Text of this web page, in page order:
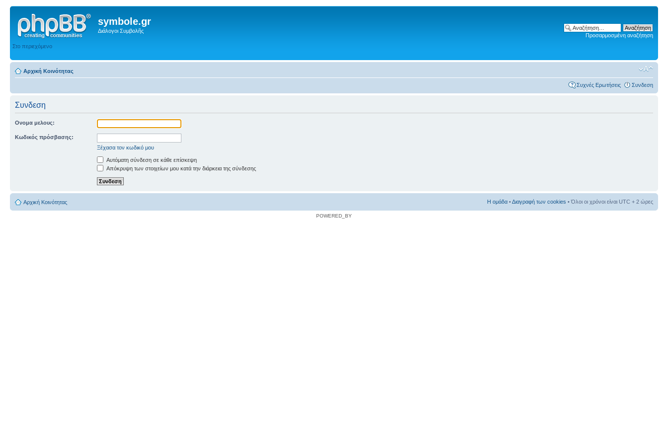
symbole.gr
Διάλογοι Συμβολῆς
Στο περιεχόμενο
Προσαρμοσμένη αναζήτηση
Αρχική Κοινότητας
Συχνές Ερωτήσεις Συνδεση
Συνδεση
Ονομα μελους:
Κωδικός πρόσβασης:
Ξέχασα τον κωδικό μου
Αυτόματη σύνδεση σε κάθε επίσκεψη
Απόκρυψη των στοιχείων μου κατά την διάρκεια της σύνδεσης
Αρχική Κοινότητας Η ομάδα •Διαγραφή των cookies • Όλοι οι χρόνοι είναι UTC + 2 ώρες
POWERED_BY